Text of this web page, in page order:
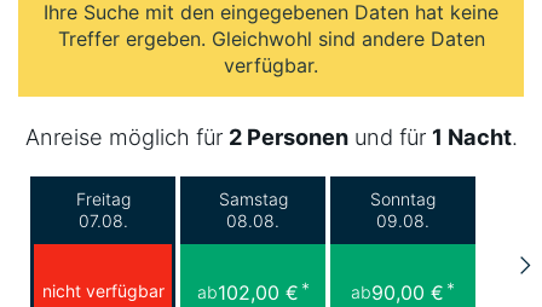
Ihre Suche mit den eingegebenen Daten hat keine
Treffer ergeben. Gleichwohl sind andere Daten
verfügbar.
Anreise möglich für 2 Personenund für 1 Nacht.
Freitag
07.08.
nicht verfügbar
Samstag
08.08.
ab102,00 € *
Sonntag
09.08.
ab90,00 € *